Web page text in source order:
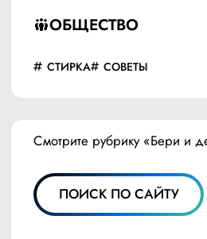
ОБЩЕСТВО
СТИРКА СОВЕТЫ
Смотрите рубрику «Бери и
ПОИСК ПО САЙТУ